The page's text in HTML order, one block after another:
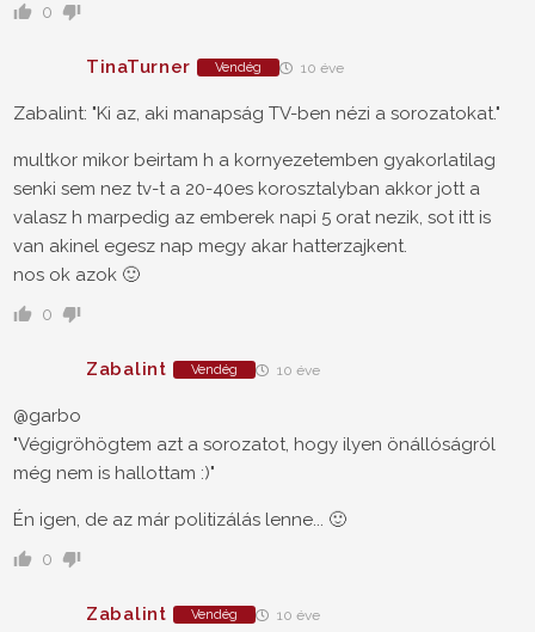
0
TinaTurner Vendég 10 éve
Zabalint: "Ki az, aki manapság TV-ben nézi a sorozatokat."
multkor mikor beirtam h a kornyezetemben gyakorlatilag
senki sem nez tv-t a 20-40es korosztalyban akkor jott a
valasz h marpedig az emberek napi 5 orat nezik, sot itt is
van akinel egesz nap megy akar hatterzajkent.
nos ok azok 🙂
0
Zabalint Vendég 10 éve
@garbo
"Végigröhögtem azt a sorozatot, hogy ilyen önállóságról
még nem is hallottam :)"
Én igen, de az már politizálás lenne... 🙂
0
Zabalint Vendég 10 éve